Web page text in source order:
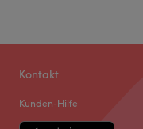
Kontakt
Kunden-Hilfe